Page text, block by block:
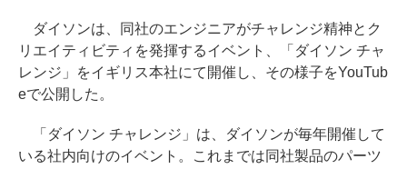
ダイソンは、同社のエンジニアがチャレンジ精神とク
リエイティビティを発揮するイベント、「ダイソン チャ
レンジ」をイギリス本社にて開催し、その様子をYouTub
eで公開した。
「ダイソン チャレンジ」は、ダイソンが毎年開催して
いる社内向けのイベント。これまでは同社製品のパーツ